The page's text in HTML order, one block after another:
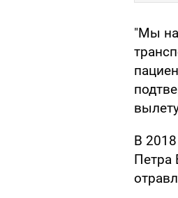
"Мы на
В
Петра